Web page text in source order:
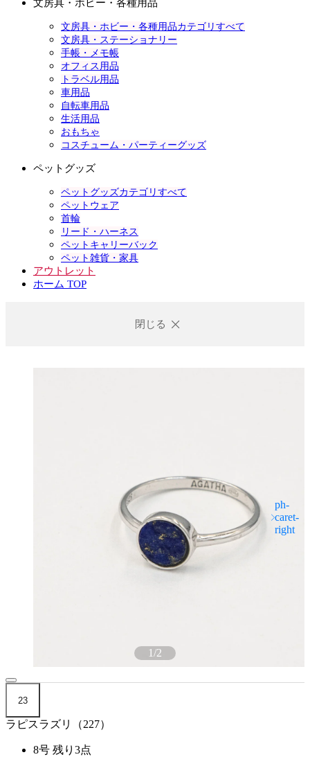
文房具・ホビー・各種用品
文房具・ホビー・各種用品カテゴリすべて
文房具・ステーショナリー
手帳・メモ帳
オフィス用品
トラベル用品
車用品
自転車用品
生活用品
おもちゃ
コスチューム・パーティーグッズ
ペットグッズ
ペットグッズカテゴリすべて
ペットウェア
首輪
リード・ハーネス
ペットキャリーバック
ペット雑貨・家具
アウトレット
ホーム TOP
閉じる
1/2
23
ラピスラズリ（227）
8号 残り3点